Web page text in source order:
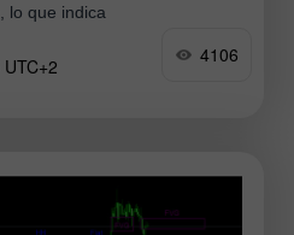
lo que indica
4106